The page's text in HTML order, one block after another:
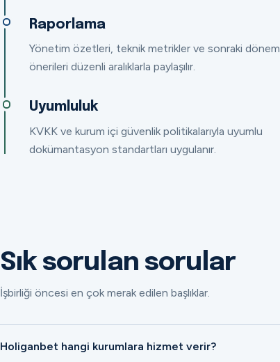
Raporlama
Yönetim özetleri, teknik metrikler ve sonraki dönem
önerileri düzenli aralıklarla paylaşılır.
Uyumluluk
KVKK ve kurum içi güvenlik politikalarıyla uyumlu
dokümantasyon standartları uygulanır.
Sık sorulan sorular
İşbirliği öncesi en çok merak edilen başlıklar.
Holiganbet hangi kurumlara hizmet verir?